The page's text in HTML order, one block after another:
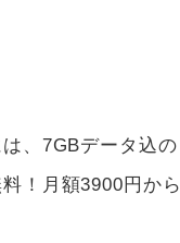
、7GBデータ込の
！月額3900円から